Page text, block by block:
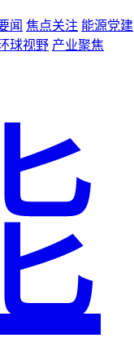
闻 焦点关注 能源党建
球视野 产业聚焦